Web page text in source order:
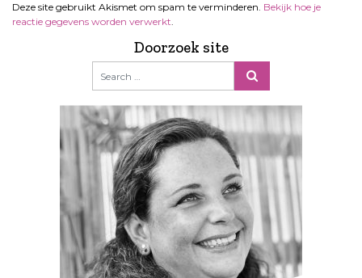
Deze site gebruikt Akismet om spam te verminderen. Bekijk hoe je
reactie gegevens worden verwerkt.
Doorzoek site